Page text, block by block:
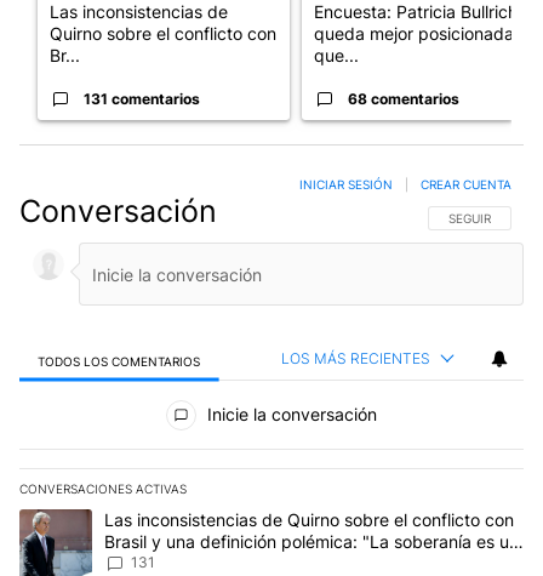
Las inconsistencias de
Quirno sobre el conflicto con
Br...
131 comentarios
Encuesta: Patricia Bullrich
queda mejor posicionada
que...
68 comentarios
Conversación SIGA ESTA
SEGUIR
INICIAR SESIÓN CREAR CUENTA
TODOS LOS COMENTARIOS LOS MÁS RECIENTES
Todos los comentarios
Inicie la conversación
CONVERSACIONES ACTIVAS
Este listado muestra los artículos con más comentarios en los
Un artículo de tendencia con el título "Las inconsistencias de
Las inconsistencias de Quirno sobre el conflicto con
Brasil y una definición polémica: "La soberanía es un
concepto antiguo"
131